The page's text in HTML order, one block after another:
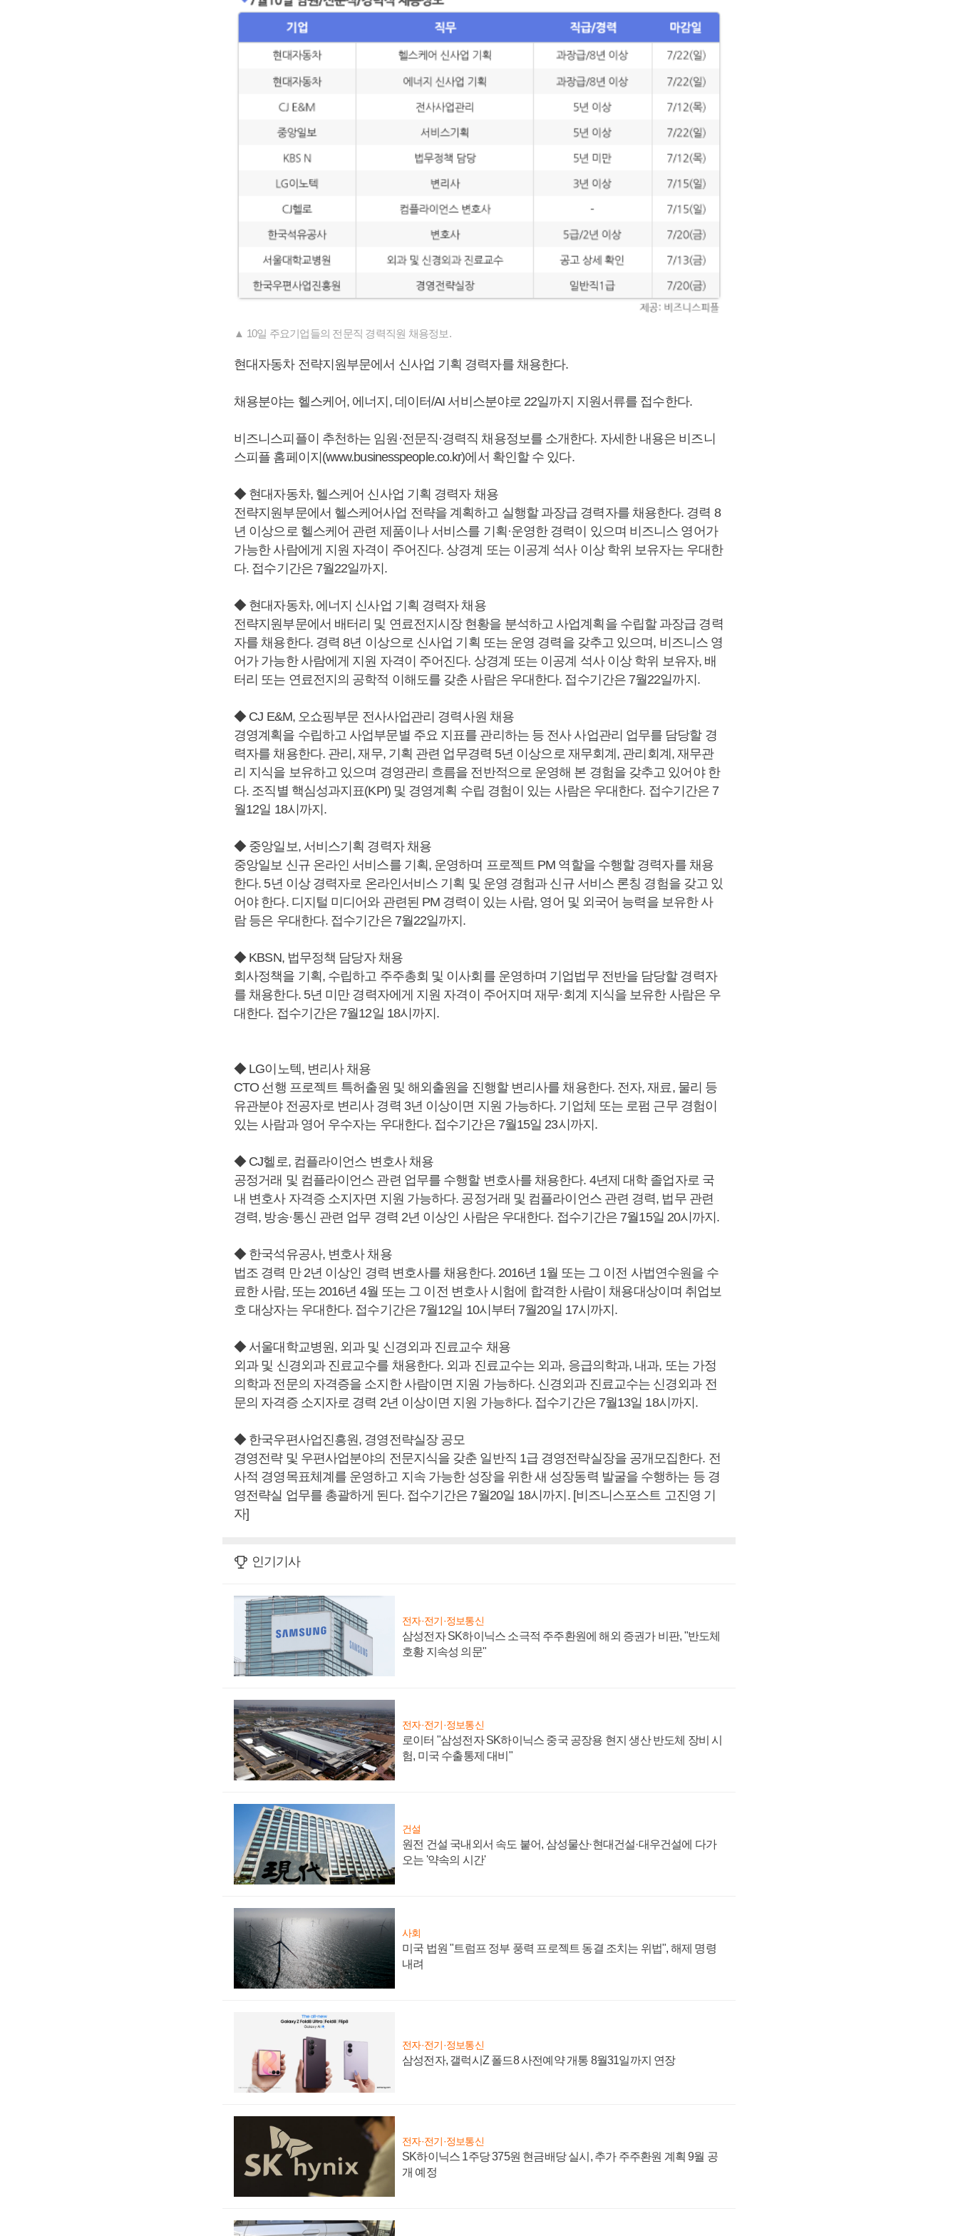
▲ 10일 주요기업들의 전문직 경력직원 채용정보.
현대자동차 전략지원부문에서 신사업 기획 경력자를 채용한다.
채용분야는 헬스케어, 에너지, 데이터/AI 서비스분야로 22일까지 지원서류를 접수한다.
비즈니스피플이 추천하는 임원·전문직·경력직 채용정보를 소개한다. 자세한 내용은 비즈니
스피플 홈페이지(www.businesspeople.co.kr)에서 확인할 수 있다.
◆ 현대자동차, 헬스케어 신사업 기획 경력자 채용
전략지원부문에서 헬스케어사업 전략을 계획하고 실행할 과장급 경력자를 채용한다. 경력 8
년 이상으로 헬스케어 관련 제품이나 서비스를 기획·운영한 경력이 있으며 비즈니스 영어가
가능한 사람에게 지원 자격이 주어진다. 상경계 또는 이공계 석사 이상 학위 보유자는 우대한
다. 접수기간은 7월22일까지.
◆ 현대자동차, 에너지 신사업 기획 경력자 채용
전략지원부문에서 배터리 및 연료전지시장 현황을 분석하고 사업계획을 수립할 과장급 경력
자를 채용한다. 경력 8년 이상으로 신사업 기획 또는 운영 경력을 갖추고 있으며, 비즈니스 영
어가 가능한 사람에게 지원 자격이 주어진다. 상경계 또는 이공계 석사 이상 학위 보유자, 배
터리 또는 연료전지의 공학적 이해도를 갖춘 사람은 우대한다. 접수기간은 7월22일까지.
◆ CJ E&M, 오쇼핑부문 전사사업관리 경력사원 채용
경영계획을 수립하고 사업부문별 주요 지표를 관리하는 등 전사 사업관리 업무를 담당할 경
력자를 채용한다. 관리, 재무, 기획 관련 업무경력 5년 이상으로 재무회계, 관리회계, 재무관
리 지식을 보유하고 있으며 경영관리 흐름을 전반적으로 운영해 본 경험을 갖추고 있어야 한
다. 조직별 핵심성과지표(KPI) 및 경영계획 수립 경험이 있는 사람은 우대한다. 접수기간은 7
월12일 18시까지.
◆ 중앙일보, 서비스기획 경력자 채용
중앙일보 신규 온라인 서비스를 기획, 운영하며 프로젝트 PM 역할을 수행할 경력자를 채용
한다. 5년 이상 경력자로 온라인서비스 기획 및 운영 경험과 신규 서비스 론칭 경험을 갖고 있
어야 한다. 디지털 미디어와 관련된 PM 경력이 있는 사람, 영어 및 외국어 능력을 보유한 사
람 등은 우대한다. 접수기간은 7월22일까지.
◆ KBSN, 법무정책 담당자 채용
회사정책을 기획, 수립하고 주주총회 및 이사회를 운영하며 기업법무 전반을 담당할 경력자
를 채용한다. 5년 미만 경력자에게 지원 자격이 주어지며 재무·회계 지식을 보유한 사람은 우
대한다. 접수기간은 7월12일 18시까지.
◆ LG이노텍, 변리사 채용
CTO 선행 프로젝트 특허출원 및 해외출원을 진행할 변리사를 채용한다. 전자, 재료, 물리 등
유관분야 전공자로 변리사 경력 3년 이상이면 지원 가능하다. 기업체 또는 로펌 근무 경험이
있는 사람과 영어 우수자는 우대한다. 접수기간은 7월15일 23시까지.
◆ CJ헬로, 컴플라이언스 변호사 채용
공정거래 및 컴플라이언스 관련 업무를 수행할 변호사를 채용한다. 4년제 대학 졸업자로 국
내 변호사 자격증 소지자면 지원 가능하다. 공정거래 및 컴플라이언스 관련 경력, 법무 관련
경력, 방송·통신 관련 업무 경력 2년 이상인 사람은 우대한다. 접수기간은 7월15일 20시까지.
◆ 한국석유공사, 변호사 채용
법조 경력 만 2년 이상인 경력 변호사를 채용한다. 2016년 1월 또는 그 이전 사법연수원을 수
료한 사람, 또는 2016년 4월 또는 그 이전 변호사 시험에 합격한 사람이 채용대상이며 취업보
호 대상자는 우대한다. 접수기간은 7월12일 10시부터 7월20일 17시까지.
◆ 서울대학교병원, 외과 및 신경외과 진료교수 채용
외과 및 신경외과 진료교수를 채용한다. 외과 진료교수는 외과, 응급의학과, 내과, 또는 가정
의학과 전문의 자격증을 소지한 사람이면 지원 가능하다. 신경외과 진료교수는 신경외과 전
문의 자격증 소지자로 경력 2년 이상이면 지원 가능하다. 접수기간은 7월13일 18시까지.
◆ 한국우편사업진흥원, 경영전략실장 공모
경영전략 및 우편사업분야의 전문지식을 갖춘 일반직 1급 경영전략실장을 공개모집한다. 전
사적 경영목표체계를 운영하고 지속 가능한 성장을 위한 새 성장동력 발굴을 수행하는 등 경
영전략실 업무를 총괄하게 된다. 접수기간은 7월20일 18시까지. [비즈니스포스트 고진영 기
자]
인기기사
전자·전기·정보통신
삼성전자 SK하이닉스 소극적 주주환원에 해외 증권가 비판, "반도체
호황 지속성 의문"
전자·전기·정보통신
로이터 "삼성전자 SK하이닉스 중국 공장용 현지 생산 반도체 장비 시
험, 미국 수출통제 대비"
건설
원전 건설 국내외서 속도 붙어, 삼성물산·현대건설·대우건설에 다가
오는 '약속의 시간'
사회
미국 법원 "트럼프 정부 풍력 프로젝트 동결 조치는 위법", 해제 명령
내려
전자·전기·정보통신
삼성전자, 갤럭시Z 폴드8 사전예약 개통 8월31일까지 연장
전자·전기·정보통신
SK하이닉스 1주당 375원 현금배당 실시, 추가 주주환원 계획 9월 공
개 예정